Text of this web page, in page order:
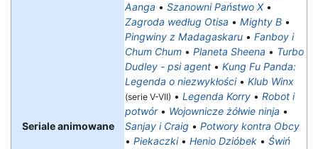
Seriale animowane
Aanga • Szanowni Państwo X•
Zagroda według Otisa • Mighty B •
Pingwiny z Madagaskaru • Fanboy i
Chum Chum • Planeta Sheena • Turbo
Dudley - psi agent • Kung Fu Panda:
Legenda o niezwykłości• Klub Winx
(serie V-VII) • Legenda Korry • Robot i
potwór• Wojownicze żółwie ninja •
Sanjay i Craig • Potwory kontra Obcy
• Piekaczki• Henio Dzióbek • Świń